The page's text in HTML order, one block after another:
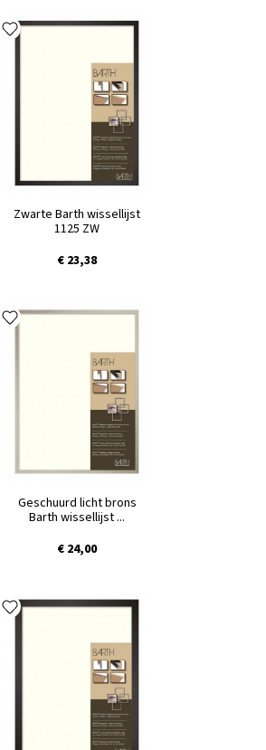
Zwarte Barth wissellijst
1125 ZW
€ 23,38
Geschuurd licht brons
Barth wissellijst ...
€ 24,00